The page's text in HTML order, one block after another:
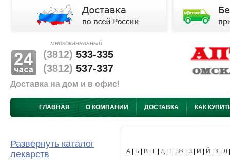
многоканальный
(3812) 533-335
(3812) 537-337
Доставка на дом и в офис!
ГЛАВНАЯ О КОМПАНИИ ДОСТАВКА КАК
Развернуть каталог
лекарств
А Б В Г Д Е Ж З И Й К Л